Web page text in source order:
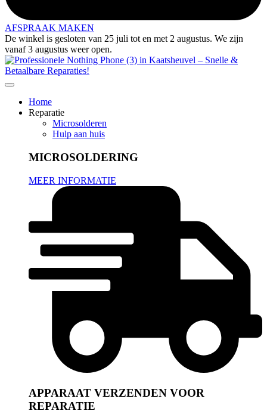
AFSPRAAK MAKEN
De winkel is gesloten van 25 juli tot en met 2 augustus. We zijn
vanaf 3 augustus weer open.
Home
Reparatie
Microsolderen
Hulp aan huis
MICROSOLDERING
MEER INFORMATIE
APPARAAT VERZENDEN VOOR
REPARATIE